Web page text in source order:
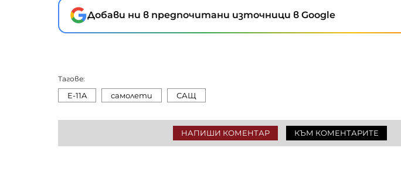
Добави ни в предпочитани източници в Google
Тагове:
E-11A самолети САЩ
НАПИШИ КОМЕНТАР КЪМ КОМЕНТАРИТЕ